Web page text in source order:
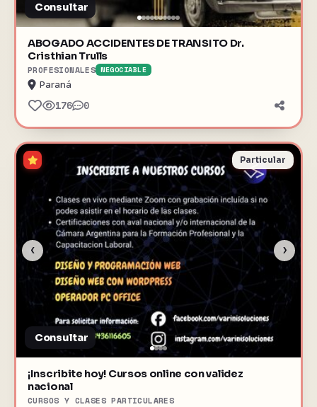
Consultar
ABOGADO ACCIDENTES DE TRANSITO Dr.
Cristhian Trulls
PROFESIONALES NEGOCIABLE
Paraná
176 0
‹ ›
Particular
Consultar
¡Inscribite hoy! Cursos online con validez
nacional
CURSOS Y CLASES PARTICULARES